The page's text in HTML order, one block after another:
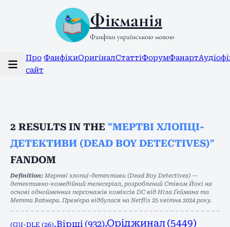
Фікманія
Фанфіки українською мовою
Про
сайт
ФанфікиОригіналСтаттіФорумФанарт
2 RESULTS IN THE "МЕРТВІ ХЛОПЦІ-
ДЕТЕКТИВИ (DEAD BOY DETECTIVES)"
FANDOM
Definition: Мертві хлопці-детективи (Dead Boy Detectives) —
детективно-комедійний телесеріал, розроблений Стівом Йокі на
основі однойменних персонажів коміксів DC від Ніла Ґеймана та
Метта Ваґнера. Прем'єра відбулася на Netflix 25 квітня 2024 року.
(G)I-DLE (26).Вірші (932).Оріджинал (5449)